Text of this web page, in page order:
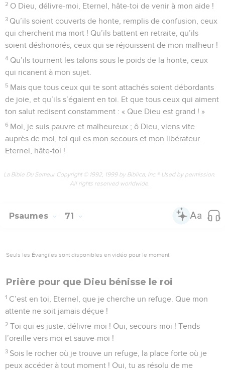
2 O Dieu, délivre-moi, Eternel, hâte-toi de venir à mon aide !
3 Qu’ils soient couverts de honte, remplis de confusion, ceux
qui cherchent ma mort ! Qu’ils battent en retraite, qu’ils
soient déshonorés, ceux qui se réjouissent de mon malheur !
4 Qu’ils tournent les talons sous le poids de la honte, ceux
qui ricanent à mon sujet.
5 Mais que tous ceux qui te sont attachés soient débordants
de joie, et qu’ils s’égaient en toi. Et que tous ceux qui aiment
ton salut redisent constamment : « Que Dieu est grand ! »
6 Moi, je suis pauvre et malheureux ; ô Dieu, viens vite
auprès de moi, toi qui es mon secours et mon libérateur.
Eternel, hâte-toi !
La Bible Du Semeur Copyright © 1992, 1999 by Biblica, Inc.® Used by permission.
All rights reserved worldwide.
Psaumes 71
Seuls les Évangiles sont disponibles en vidéo pour le moment.
Prière pour que Dieu bénisse le roi
1 C’est en toi, Eternel, que je cherche un refuge. Que mon
attente ne soit jamais déçue !
2 Toi qui es juste, délivre-moi ! Oui, secours-moi ! Tends
l’oreille vers moi et sauve-moi !
3 Sois le rocher où je trouve un refuge, la place forte où je
peux accéder à tout moment ! Oui, tu as résolu de me